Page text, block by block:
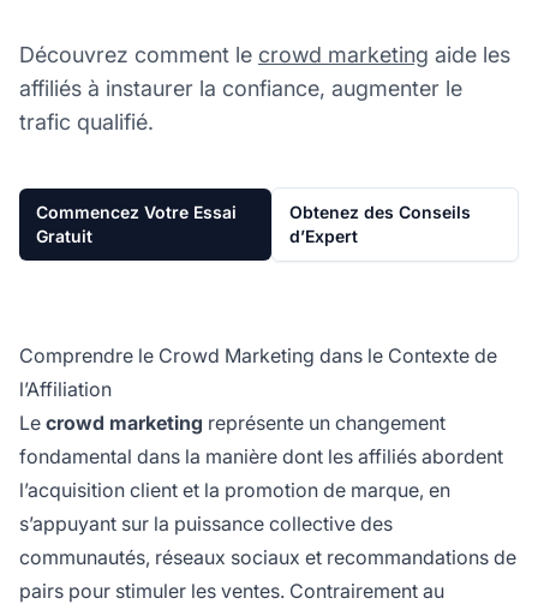
Découvrez comment le crowd marketing aide les
affiliés à instaurer la confiance, augmenter le
trafic qualifié.
Commencez Votre Essai
Gratuit
Obtenez des Conseils
d’Expert
Comprendre le Crowd Marketing dans le Contexte de
l’Affiliation
Le crowd marketing représente un changement
fondamental dans la manière dont les affiliés abordent
l’acquisition client et la promotion de marque, en
s’appuyant sur la puissance collective des
communautés, réseaux sociaux et recommandations de
pairs pour stimuler les ventes. Contrairement au